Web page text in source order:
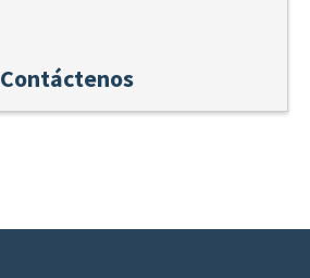
Contáctenos